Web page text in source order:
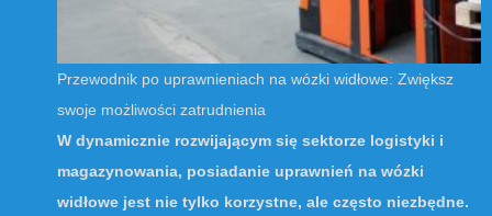
Przewodnik po uprawnieniach na wózki widłowe: Zwiększ
swoje możliwości zatrudnienia
W dynamicznie rozwijającym się sektorze logistyki i
magazynowania, posiadanie uprawnień na wózki
widłowe jest nie tylko korzystne, ale często niezbędne.